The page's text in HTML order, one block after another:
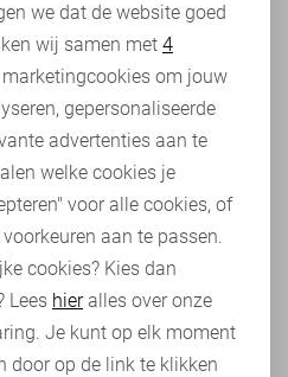
we dat de website goed
wij samen met 4
om jouw
gepersonaliseerde
advertenties aan te
welke cookies je
voor alle cookies, of
aan te passen.
cookies? Kies dan
Lees hieralles over onze
Je kunt op elk moment
door op de link te klikken